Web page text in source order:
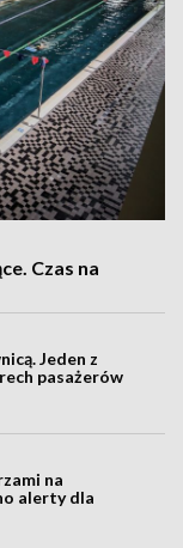
Czas na
Jeden z
pasażerów
na
alerty dla